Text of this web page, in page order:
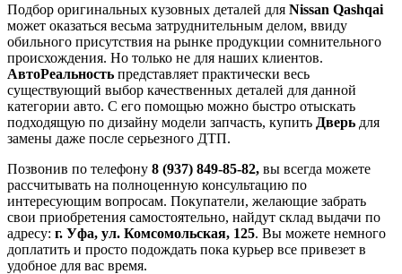
Подбор оригинальных кузовных деталей для Nissan Qashqai
может оказаться весьма затруднительным делом, ввиду
обильного присутствия на рынке продукции сомнительного
происхождения. Но только не для наших клиентов.
АвтоРеальность представляет практически весь
существующий выбор качественных деталей для данной
категории авто. С его помощью можно быстро отыскать
подходящую по дизайну модели запчасть, купить Дверь для
замены даже после серьезного ДТП.
Позвонив по телефону 8 (937) 849-85-82, вы всегда можете
рассчитывать на полноценную консультацию по
интересующим вопросам. Покупатели, желающие забрать
свои приобретения самостоятельно, найдут склад выдачи по
адресу: г. Уфа, ул. Комсомольская, 125. Вы можете немного
доплатить и просто подождать пока курьер все привезет в
удобное для вас время.